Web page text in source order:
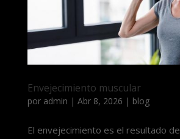
Envejecimiento muscular
por admin | Abr 8, 2026 | blog
El envejecimiento es el resultado